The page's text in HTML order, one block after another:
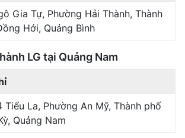
Gia Tự, Phường Hải Thành, Thành
Hới, Quảng Bình
LG tại Quảng Nam
Tiểu La, Phường An Mỹ, Thành phố
Quảng Nam